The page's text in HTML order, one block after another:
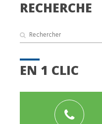
RECHERCHE
EN 1 CLIC